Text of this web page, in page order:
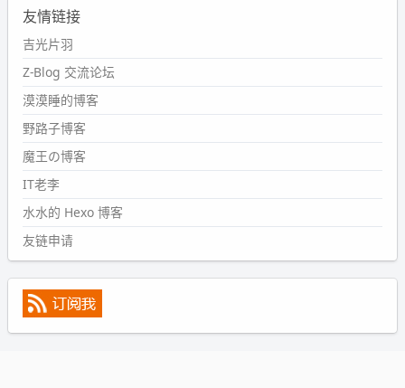
#PubWord
然后天凉了，为了应对踢被子买了睡袋，不知道 1.2 米会不
会略窄。。
wdssmq
2024-09-09 19:43:00
#PubWord
表，21 年 11 月底发现 B 站上线了这部，直到前几天才看
完，还是分两次看的。。接下来有五项是 2019 年的，都是
电影 —— 略长的待办列表。。
友情链接
吉光片羽
Z-Blog 交流论坛
漠漠睡的博客
野路子博客
魔王の博客
IT老李
水水的 Hexo 博客
友链申请